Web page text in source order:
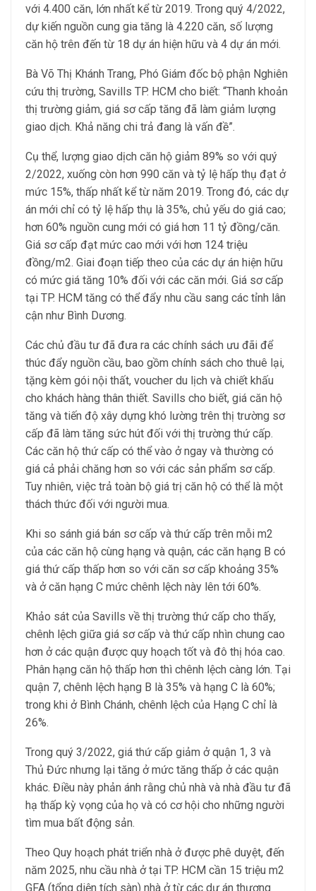
với 4.400 căn, lớn nhất kể từ 2019. Trong quý 4/2022,
dự kiến nguồn cung gia tăng là 4.220 căn, số lượng
căn hộ trên đến từ 18 dự án hiện hữu và 4 dự án mới.
Bà Võ Thị Khánh Trang, Phó Giám đốc bộ phận Nghiên
cứu thị trường, Savills TP. HCM cho biết: “Thanh khoản
thị trường giảm, giá sơ cấp tăng đã làm giảm lượng
giao dịch. Khả năng chi trả đang là vấn đề”.
Cụ thể, lượng giao dịch căn hộ giảm 89% so với quý
2/2022, xuống còn hơn 990 căn và tỷ lệ hấp thụ đạt ở
mức 15%, thấp nhất kể từ năm 2019. Trong đó, các dự
án mới chỉ có tỷ lệ hấp thụ là 35%, chủ yếu do giá cao;
hơn 60% nguồn cung mới có giá hơn 11 tỷ đồng/căn.
Giá sơ cấp đạt mức cao mới với hơn 124 triệu
đồng/m2. Giai đoạn tiếp theo của các dự án hiện hữu
có mức giá tăng 10% đối với các căn mới. Giá sơ cấp
tại TP. HCM tăng có thể đẩy nhu cầu sang các tỉnh lân
cận như Bình Dương.
Các chủ đầu tư đã đưa ra các chính sách ưu đãi để
thúc đẩy nguồn cầu, bao gồm chính sách cho thuê lại,
tặng kèm gói nội thất, voucher du lịch và chiết khấu
cho khách hàng thân thiết. Savills cho biết, giá căn hộ
tăng và tiến độ xây dựng khó lường trên thị trường sơ
cấp đã làm tăng sức hút đối với thị trường thứ cấp.
Các căn hộ thứ cấp có thể vào ở ngay và thường có
giá cả phải chăng hơn so với các sản phẩm sơ cấp.
Tuy nhiên, việc trả toàn bộ giá trị căn hộ có thể là một
thách thức đối với người mua.
Khi so sánh giá bán sơ cấp và thứ cấp trên mỗi m2
của các căn hộ cùng hạng và quận, các căn hạng B có
giá thứ cấp thấp hơn so với căn sơ cấp khoảng 35%
và ở căn hạng C mức chênh lệch này lên tới 60%.
Khảo sát của Savills về thị trường thứ cấp cho thấy,
chênh lệch giữa giá sơ cấp và thứ cấp nhìn chung cao
hơn ở các quận được quy hoạch tốt và đô thị hóa cao.
Phân hạng căn hộ thấp hơn thì chênh lệch càng lớn. Tại
quận 7, chênh lệch hạng B là 35% và hạng C là 60%;
trong khi ở Bình Chánh, chênh lệch của Hạng C chỉ là
26%.
Trong quý 3/2022, giá thứ cấp giảm ở quận 1, 3 và
Thủ Đức nhưng lại tăng ở mức tăng thấp ở các quận
khác. Điều này phản ánh rằng chủ nhà và nhà đầu tư đã
hạ thấp kỳ vọng của họ và có cơ hội cho những người
tìm mua bất động sản.
Theo Quy hoạch phát triển nhà ở được phê duyệt, đến
năm 2025, nhu cầu nhà ở tại TP. HCM cần 15 triệu m2
GFA (tổng diện tích sàn) nhà ở từ các dự án thương